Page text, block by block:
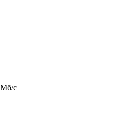
Мб/c